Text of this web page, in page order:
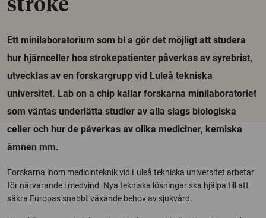
stroke
Ett minilaboratorium som bl a gör det möjligt att studera
hur hjärnceller hos strokepatienter påverkas av syrebrist,
utvecklas av en forskargrupp vid Luleå tekniska
universitet. Lab on a chip kallar forskarna minilaboratoriet
som väntas underlätta studier av alla slags biologiska
celler och hur de påverkas av olika mediciner, kemiska
ämnen mm.
Forskarna inom medicinteknik vid Luleå tekniska universitet arbetar
för närvarande i medvind. Nya tekniska lösningar ska hjälpa till att
säkra Europas snabbt växande behov av sjukvård.